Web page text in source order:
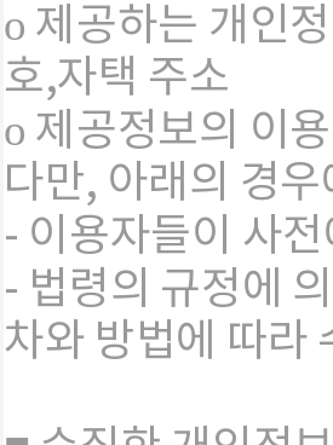
ο 제공하는 개인
호,자택 주소
ο 제공정보의 이
다만, 아래의 경
- 이용자들이 사
- 법령의 규정에
차와 방법에 따라